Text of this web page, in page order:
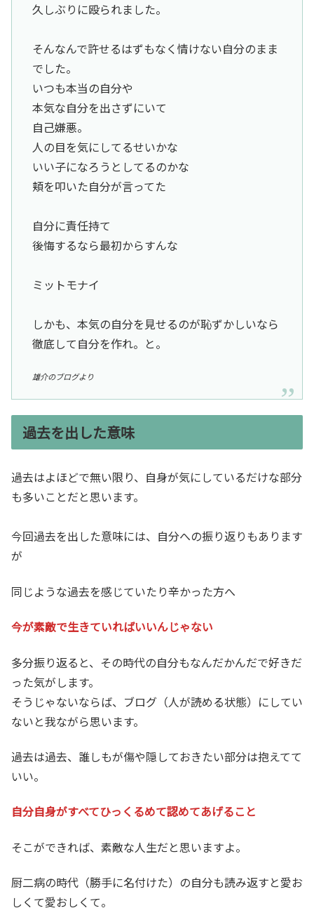
久しぶりに殴られました。
そんなんで許せるはずもなく情けない自分のまま
でした。
いつも本当の自分や
本気な自分を出さずにいて
自己嫌悪。
人の目を気にしてるせいかな
いい子になろうとしてるのかな
頬を叩いた自分が言ってた
自分に責任持て
後悔するなら最初からすんな
ミットモナイ
しかも、本気の自分を見せるのが恥ずかしいなら
徹底して自分を作れ。と。
雄介のブログより
過去を出した意味
過去はよほどで無い限り、自身が気にしているだけな部分
も多いことだと思います。
今回過去を出した意味には、自分への振り返りもあります
が
同じような過去を感じていたり辛かった方へ
今が素敵で生きていればいいんじゃない
多分振り返ると、その時代の自分もなんだかんだで好きだ
った気がします。
そうじゃないならば、ブログ（人が読める状態）にしてい
ないと我ながら思います。
過去は過去、誰しもが傷や隠しておきたい部分は抱えてて
いい。
自分自身がすべてひっくるめて認めてあげること
そこができれば、素敵な人生だと思いますよ。
厨二病の時代（勝手に名付けた）の自分も読み返すと愛お
しくて愛おしくて。